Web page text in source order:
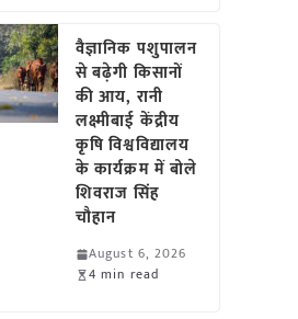
वैज्ञानिक पशुपालन
से बढ़ेगी किसानों
की आय, रानी
लक्ष्मीबाई केंद्रीय
कृषि विश्वविद्यालय
के कार्यक्रम में बोले
शिवराज सिंह
चौहान
August 6, 2026
4 min read